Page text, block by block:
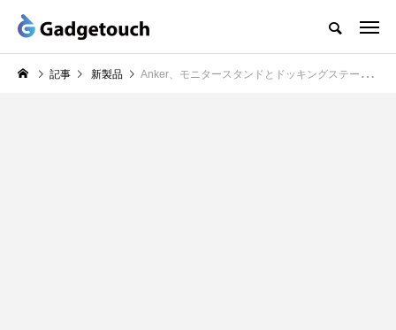
記事 新製品 Anker、モニタースタンドとドッキングステーションが一体となった「Anker 675 USB-C Docking Station (12-in-1, Monitor Stand, Wireless)」の販売を開始